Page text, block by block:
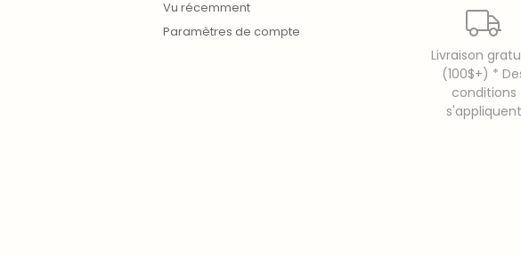
Vu récemment
Paramètres de compte
Livraison
(100$+) *
conditions
s'appliquent